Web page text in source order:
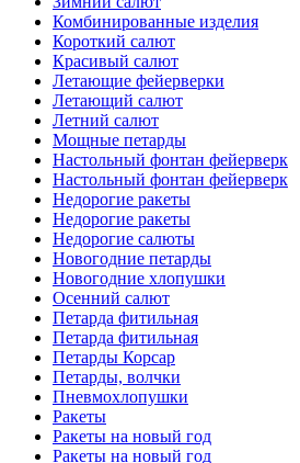
Комбинированные изделия
Короткий салют
Красивый салют
Летающие фейерверки
Летающий салют
Летний салют
Мощные петарды
Настольный фонтан фейерверк
Настольный фонтан фейерверк
Недорогие ракеты
Недорогие ракеты
Недорогие салюты
Новогодние петарды
Новогодние хлопушки
Осенний салют
Петарда фитильная
Петарда фитильная
Петарды Корсар
Петарды, волчки
Пневмохлопушки
Ракеты
Ракеты на новый год
Ракеты на новый год